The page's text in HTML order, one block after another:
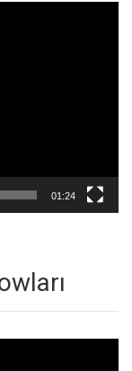
01:24